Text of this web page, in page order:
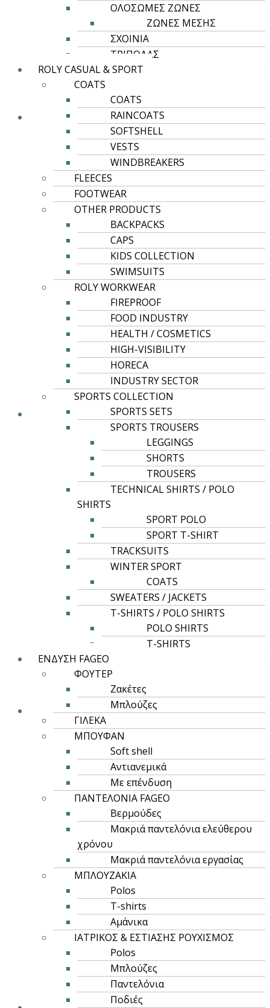
ΟΛΟΣΩΜΕΣ ΖΩΝΕΣ
ΖΩΝΕΣ ΜΕΣΗΣ
ΣΧΟΙΝΙΑ
ΤΡΙΠΟΔΑΣ
ROLY CASUAL & SPORT
COATS
COATS
RAINCOATS
SOFTSHELL
VESTS
WINDBREAKERS
FLEECES
FOOTWEAR
OTHER PRODUCTS
BACKPACKS
CAPS
KIDS COLLECTION
SWIMSUITS
ROLY WORKWEAR
FIREPROOF
FOOD INDUSTRY
HEALTH / COSMETICS
HIGH-VISIBILITY
HORECA
INDUSTRY SECTOR
SPORTS COLLECTION
SPORTS SETS
SPORTS TROUSERS
LEGGINGS
SHORTS
TROUSERS
TECHNICAL SHIRTS / POLO
SHIRTS
SPORT POLO
SPORT T-SHIRT
TRACKSUITS
WINTER SPORT
COATS
SWEATERS / JACKETS
T-SHIRTS / POLO SHIRTS
POLO SHIRTS
T-SHIRTS
ΕΝΔΥΣΗ FAGEO
ΦΟΥΤΕΡ
Ζακέτες
Μπλούζες
ΓΙΛΕΚΑ
ΜΠΟΥΦΑΝ
Soft shell
Αντιανεμικά
Με επένδυση
ΠΑΝΤΕΛΟΝΙΑ FAGEO
Βερμούδες
Μακριά παντελόνια ελεύθερου
χρόνου
Μακριά παντελόνια εργασίας
ΜΠΛΟΥΖΑΚΙΑ
Polos
T-shirts
Αμάνικα
ΙΑΤΡΙΚΟΣ & ΕΣΤΙΑΣΗΣ ΡΟΥΧΙΣΜΟΣ
Polos
Μπλούζες
Παντελόνια
Ποδιές
Επιλογή
Αυτό
το
προϊόν
έχει
Οι
επιλογές
μπορούν
να
επιλεγούν
του
προϊόντος
ROLY CASUAL & SPORT
5,94€
Επιλογή
Αυτό
το
προϊόν
έχει
πολλαπλές
παραλλαγές.
Οι
επιλογές
μπορούν
να
επιλεγούν
στη
σελίδα
προϊόντος
ROLY CASUAL & SPORT
BULL
9,50
Επιλογή
Αυτό
το
προϊόν
Οι
επιλογές
μπορούν
επιλεγούν
στη
σελίδα
του
προϊόντος
ROLY CASUAL & SPORT
BULL
8,48 €
Επιλογή
προϊόν
παραλλαγές.
Οι
ROLY CASUAL & SPORT
DOGO PREMIUM
3,91€–5,25€